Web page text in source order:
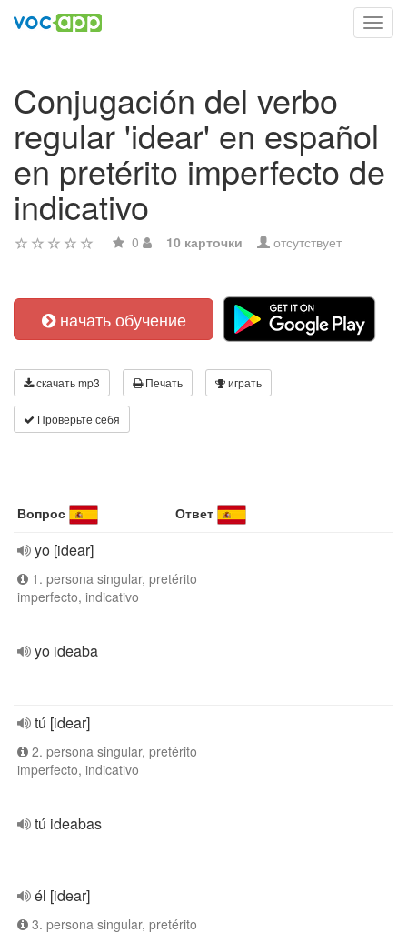
Conjugación del verbo
regular 'idear' en español
en pretérito imperfecto de
indicativo
0 10 карточки отсутствует
начать обучение
скачать mp3 Печать играть
Проверьте себя
Вопрос Ответ
yo [idear]
1. persona singular, pretérito
imperfecto, indicativo
yo ideaba
tú [idear]
2. persona singular, pretérito
imperfecto, indicativo
tú ideabas
él [idear]
3. persona singular, pretérito